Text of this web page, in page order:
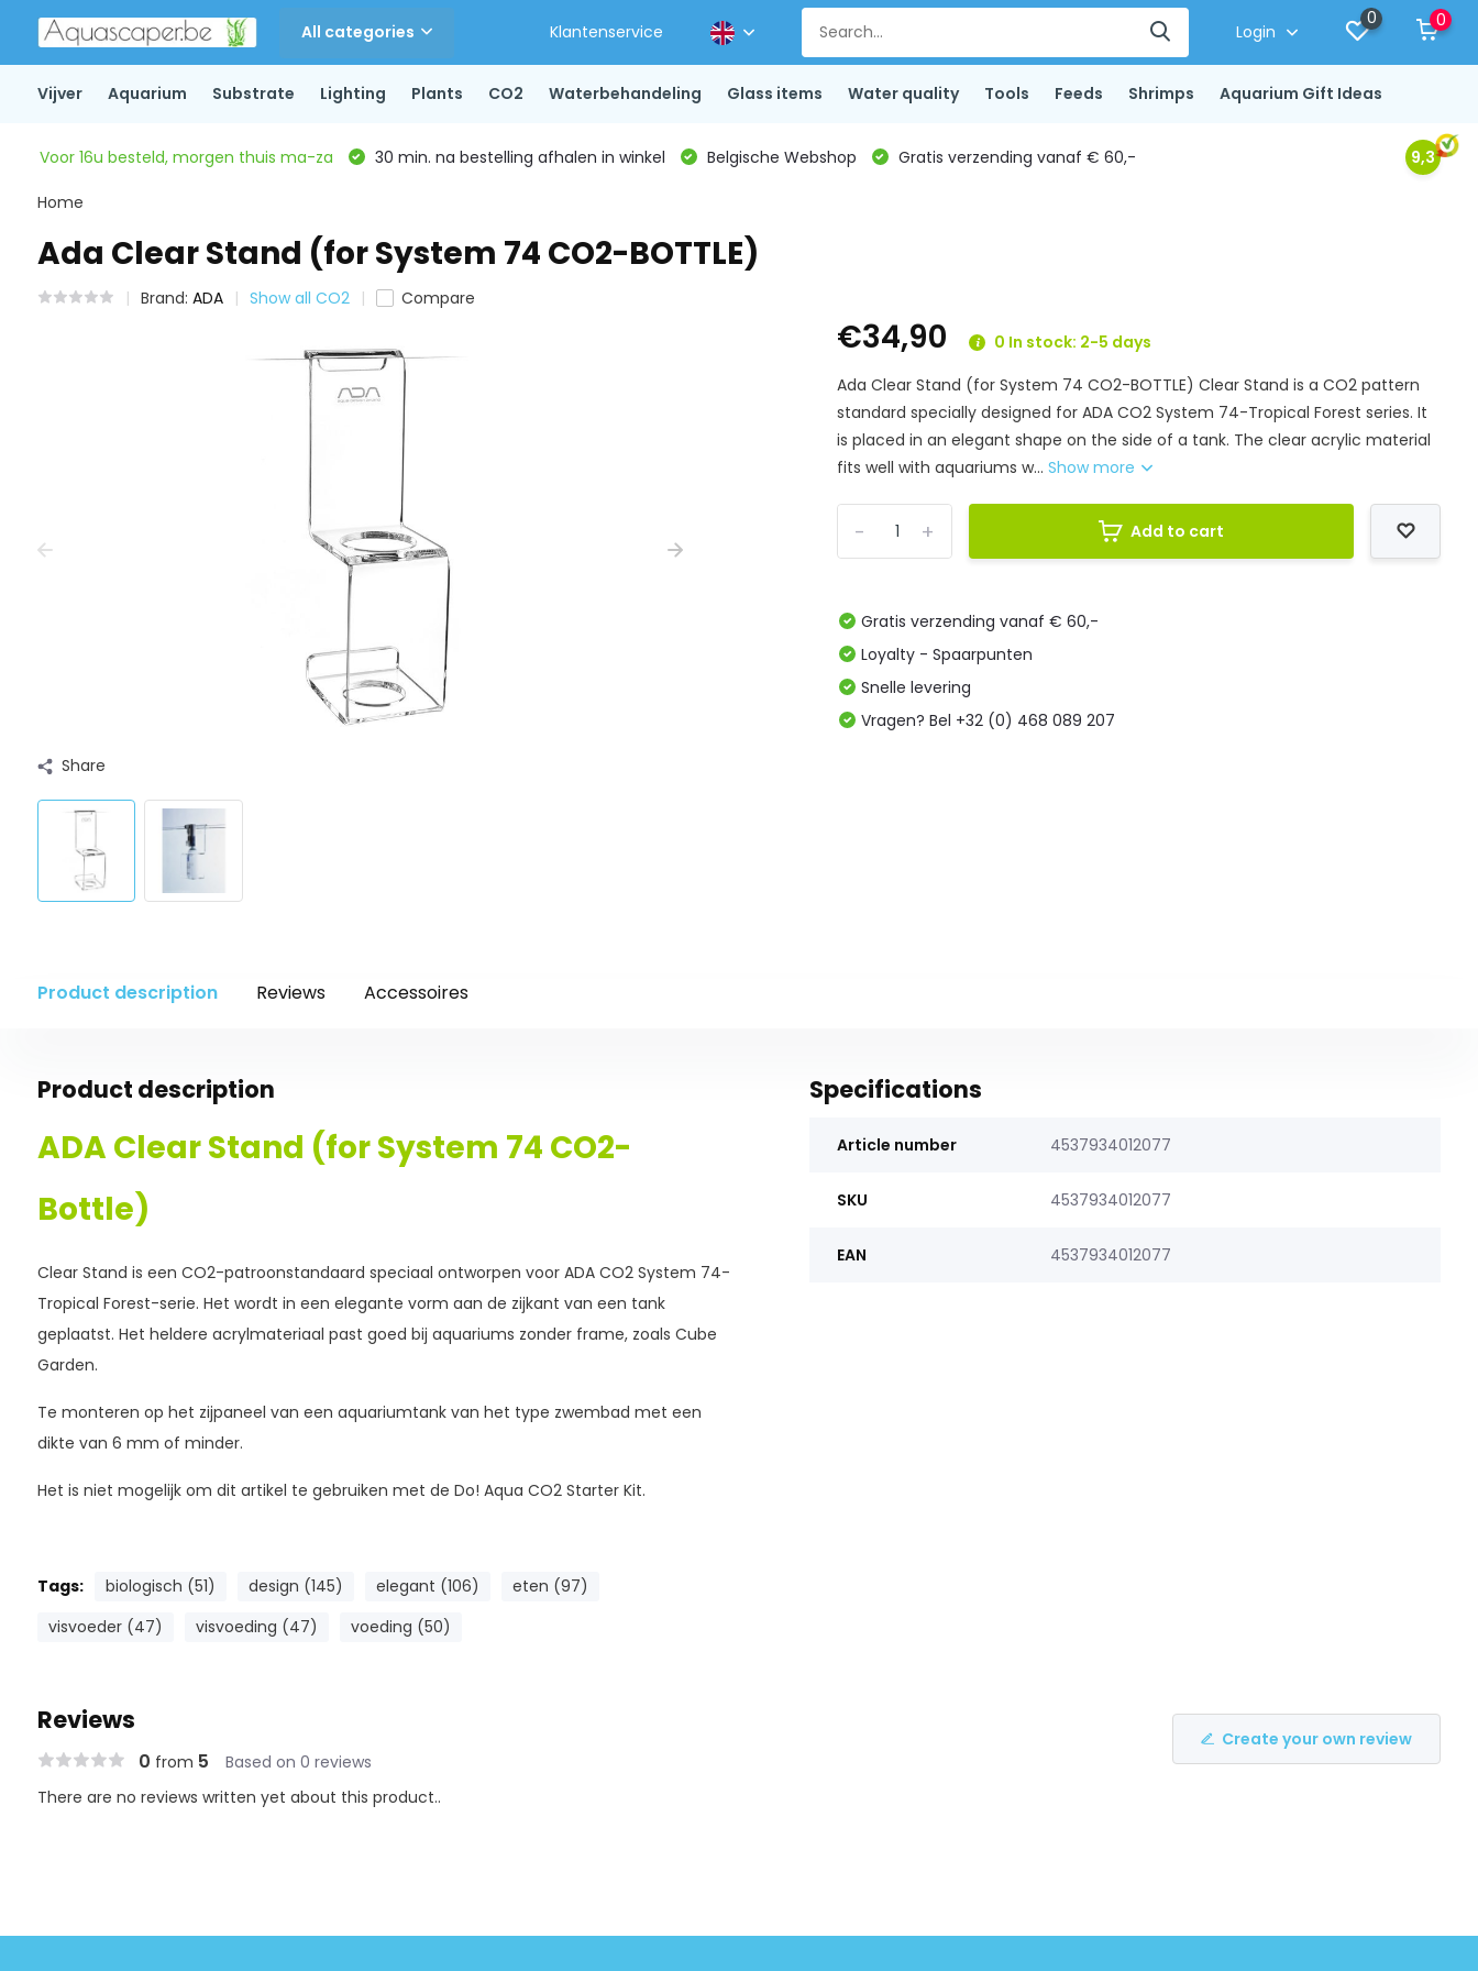
All categories Klantenservice Login
0 0
Vijver Aquarium Substrate Lighting Plants CO2 Waterbehandeling Glass items Water quality Tools Feeds Shrimps Aquarium Gift Ideas
Voor 16u besteld, morgen thuis ma-za 30 min. na bestelling afhalen in winkel Belgische Webshop Gratis verzending vanaf € 60,- 9,3
Home
Ada Clear Stand (for System 74 CO2-BOTTLE)
Brand: ADA Show all CO2 Compare
Share
€34,90
0 In stock: 2-5 days
Ada Clear Stand (for System 74 CO2-BOTTLE) Clear Stand is a CO2 pattern
standard specially designed for ADA CO2 System 74-Tropical Forest series. It
is placed in an elegant shape on the side of a tank. The clear acrylic material
fits well with aquariums w...Show more
+
- Add to cart
Gratis verzending vanaf € 60,-
Loyalty - Spaarpunten
Snelle levering
Vragen? Bel +32 (0) 468 089 207
Product description Reviews Accessoires
Product description
ADA Clear Stand (for System 74 CO2-
Bottle)
Clear Stand is een CO2-patroonstandaard speciaal ontworpen voor ADA CO2 System 74-
Tropical Forest-serie. Het wordt in een elegante vorm aan de zijkant van een tank
geplaatst. Het heldere acrylmateriaal past goed bij aquariums zonder frame, zoals Cube
Garden.
Te monteren op het zijpaneel van een aquariumtank van het type zwembad met een
dikte van 6 mm of minder.
Het is niet mogelijk om dit artikel te gebruiken met de Do! Aqua CO2 Starter Kit.
Tags: biologisch (51) design (145) elegant (106)
eten (97)
visvoeder (47)
visvoeding (47) voeding (50)
Specifications
Article number 4537934012077
SKU 4537934012077
EAN 4537934012077
Reviews
0 from 5 Based on 0 reviews
Create your own review
There are no reviews written yet about this product..